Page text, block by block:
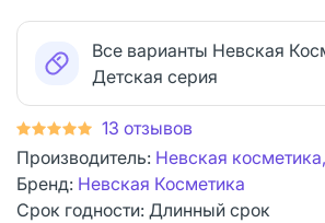
Все варианты Невская
Детская серия
13 отзывов
Производитель: Невская
Бренд: Невская Косметика
Срок годности: Длинный срок